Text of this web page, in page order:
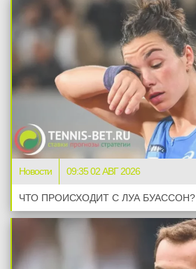
Новости 09:35 02 АВГ 2026
ЧТО ПРОИСХОДИТ С ЛУА БУАССОН?